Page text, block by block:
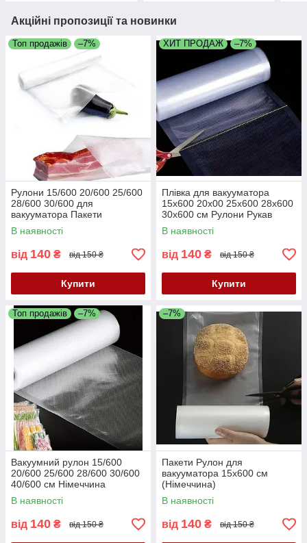
Акційні пропозиції та новинки
Топ продажів –7%
Рулони 15/600 20/600 25/600
28/600 30/600 для
вакууматора Пакети
(Німеччина)
В наявності
від 140 ₴ від 150 ₴
Купити
ХИТ ПРОДАЖ –7%
Плівка для вакууматора
15х600 20х00 25х600 28х600
30х600 см Рулони Рукав
Німеччина
В наявності
від 140 ₴ від 150 ₴
Купити
Топ продажів –7%
Вакуумний рулон 15/600
20/600 25/600 28/600 30/600
40/600 см Німеччина
В наявності
від 140 ₴ від 150 ₴
–7%
Пакети Рулон для
вакууматора 15х600 см
(Німеччина)
В наявності
від 140 ₴ від 150 ₴